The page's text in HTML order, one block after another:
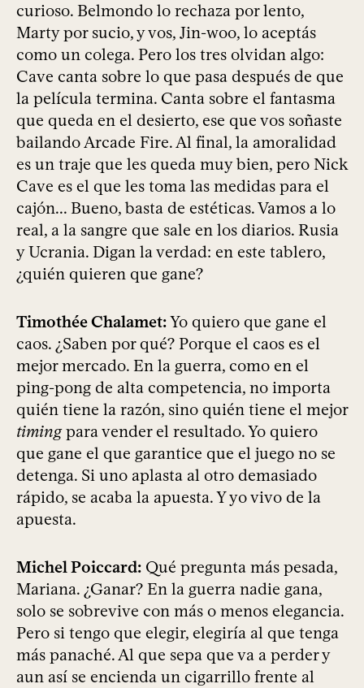
curioso. Belmondo lo rechaza por lento,
Marty por sucio, y vos, Jin-woo, lo aceptás
como un colega. Pero los tres olvidan algo:
Cave canta sobre lo que pasa después de que
la película termina. Canta sobre el fantasma
que queda en el desierto, ese que vos soñaste
bailando Arcade Fire. Al final, la amoralidad
es un traje que les queda muy bien, pero Nick
Cave es el que les toma las medidas para el
cajón... Bueno, basta de estéticas. Vamos a lo
real, a la sangre que sale en los diarios. Rusia
y Ucrania. Digan la verdad: en este tablero,
¿quién quieren que gane?
Timothée Chalamet:Yo quiero que gane el
caos. ¿Saben por qué? Porque el caos es el
mejor mercado. En la guerra, como en el
ping-pong de alta competencia, no importa
quién tiene la razón, sino quién tiene el mejor
timingpara vender el resultado. Yo quiero
que gane el que garantice que el juego no se
detenga. Si uno aplasta al otro demasiado
rápido, se acaba la apuesta. Y yo vivo de la
apuesta.
Michel Poiccard: Qué pregunta más pesada,
Mariana. ¿Ganar? En la guerra nadie gana,
solo se sobrevive con más o menos elegancia.
Pero si tengo que elegir, elegiría al que tenga
más panaché. Al que sepa que va a perder y
aun así se encienda un cigarrillo frente al